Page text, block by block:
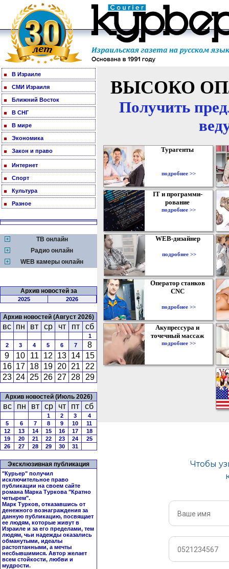
В Израиле
СМИ Израиля
Ближний Восток
В СНГ
В мире
Экономика
Закон и право
Интернет
Спорт
Культура
Разное
ТВ онлайн
Радио онлайн
WEB камеры онлайн
Архив новостей за
2025 2026
Архив новостей (Август 2026)
вс пн вт ср чт пт сб
1
2
3 4 5 6 7
8
9
10 11 12 13 14
15
16 17 18 19 20 21
22
23 24 25 26 27 28 29
Архив новостей (Июль 2026)
вс пн вт ср чт пт сб
1 2 3
4
5
6 7 8 9 10
11
12
13 14 15 16 17
18
19
20 21 22 23 24
25
26
27 28 29 30 31
Эксклюзивная публикация
"Курьер" получил
исключительное право
публикации на своем сайте
романа Марка Туркова "Кратно
четырем".
Марк Турков, отказавшись от
денежного вознаграждения за
данную публикацию, посвящает
ее людям, которые живут в
Израиле и за его пределами, тем
людям, чьи надежды оказались
обманутыми, идеалы
растоптанными, а мечты
несбывшимися. Автор желает
всем стойкости, любви и
мудрости.
ВЫСОКО
Получить
Турагенты
подробнее >>
IT и программи-
рование
подробнее >>
WEB-дизайнер
подробнее >>
Оператор станков
CNC
подробнее >>
Акупрессура и
точечный массаж
подробнее >>